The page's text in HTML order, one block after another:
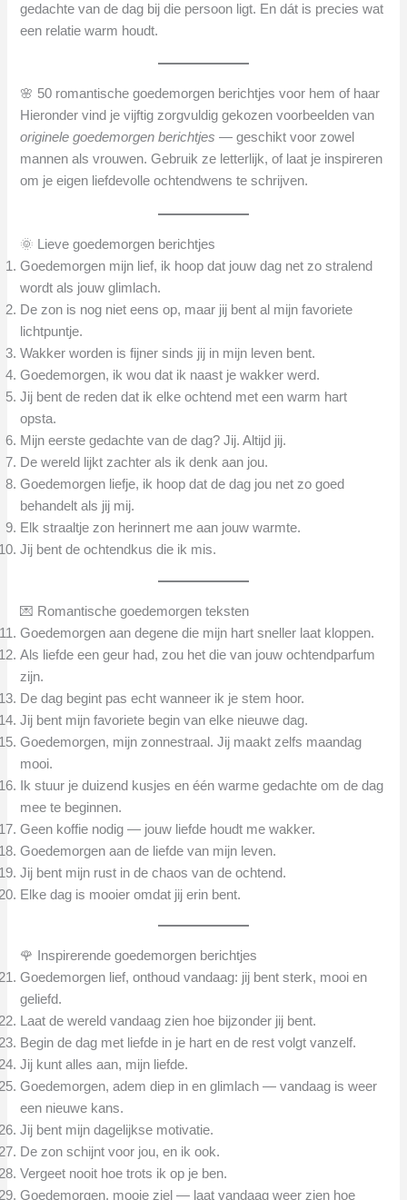
gedachte van de dag bij die persoon ligt. En dát is precies wat
een relatie warm houdt.
🌸 50 romantische goedemorgen berichtjes voor hem of haar
Hieronder vind je vijftig zorgvuldig gekozen voorbeelden van
originele goedemorgen berichtjes — geschikt voor zowel
mannen als vrouwen. Gebruik ze letterlijk, of laat je inspireren
om je eigen liefdevolle ochtendwens te schrijven.
🌞 Lieve goedemorgen berichtjes
Goedemorgen mijn lief, ik hoop dat jouw dag net zo stralend
wordt als jouw glimlach.
De zon is nog niet eens op, maar jij bent al mijn favoriete
lichtpuntje.
Wakker worden is fijner sinds jij in mijn leven bent.
Goedemorgen, ik wou dat ik naast je wakker werd.
Jij bent de reden dat ik elke ochtend met een warm hart
opsta.
Mijn eerste gedachte van de dag? Jij. Altijd jij.
De wereld lijkt zachter als ik denk aan jou.
Goedemorgen liefje, ik hoop dat de dag jou net zo goed
behandelt als jij mij.
Elk straaltje zon herinnert me aan jouw warmte.
Jij bent de ochtendkus die ik mis.
💌 Romantische goedemorgen teksten
Goedemorgen aan degene die mijn hart sneller laat kloppen.
Als liefde een geur had, zou het die van jouw ochtendparfum
zijn.
De dag begint pas echt wanneer ik je stem hoor.
Jij bent mijn favoriete begin van elke nieuwe dag.
Goedemorgen, mijn zonnestraal. Jij maakt zelfs maandag
mooi.
Ik stuur je duizend kusjes en één warme gedachte om de dag
mee te beginnen.
Geen koffie nodig — jouw liefde houdt me wakker.
Goedemorgen aan de liefde van mijn leven.
Jij bent mijn rust in de chaos van de ochtend.
Elke dag is mooier omdat jij erin bent.
🌹 Inspirerende goedemorgen berichtjes
Goedemorgen lief, onthoud vandaag: jij bent sterk, mooi en
geliefd.
Laat de wereld vandaag zien hoe bijzonder jij bent.
Begin de dag met liefde in je hart en de rest volgt vanzelf.
Jij kunt alles aan, mijn liefde.
Goedemorgen, adem diep in en glimlach — vandaag is weer
een nieuwe kans.
Jij bent mijn dagelijkse motivatie.
De zon schijnt voor jou, en ik ook.
Vergeet nooit hoe trots ik op je ben.
Goedemorgen, mooie ziel — laat vandaag weer zien hoe